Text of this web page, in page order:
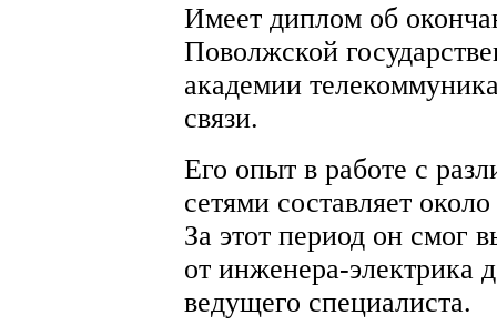
Имеет диплом об
Поволжской
академии
связи.
Его опыт в работе с
сетями составляет
За этот период он смог
от инженера-электрика
ведущего специалиста.